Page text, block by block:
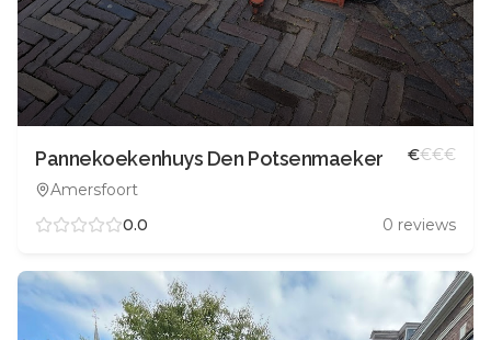
Pannekoekenhuys Den Potsenmaeker
Amersfoort
€€€€
0.0 0 reviews